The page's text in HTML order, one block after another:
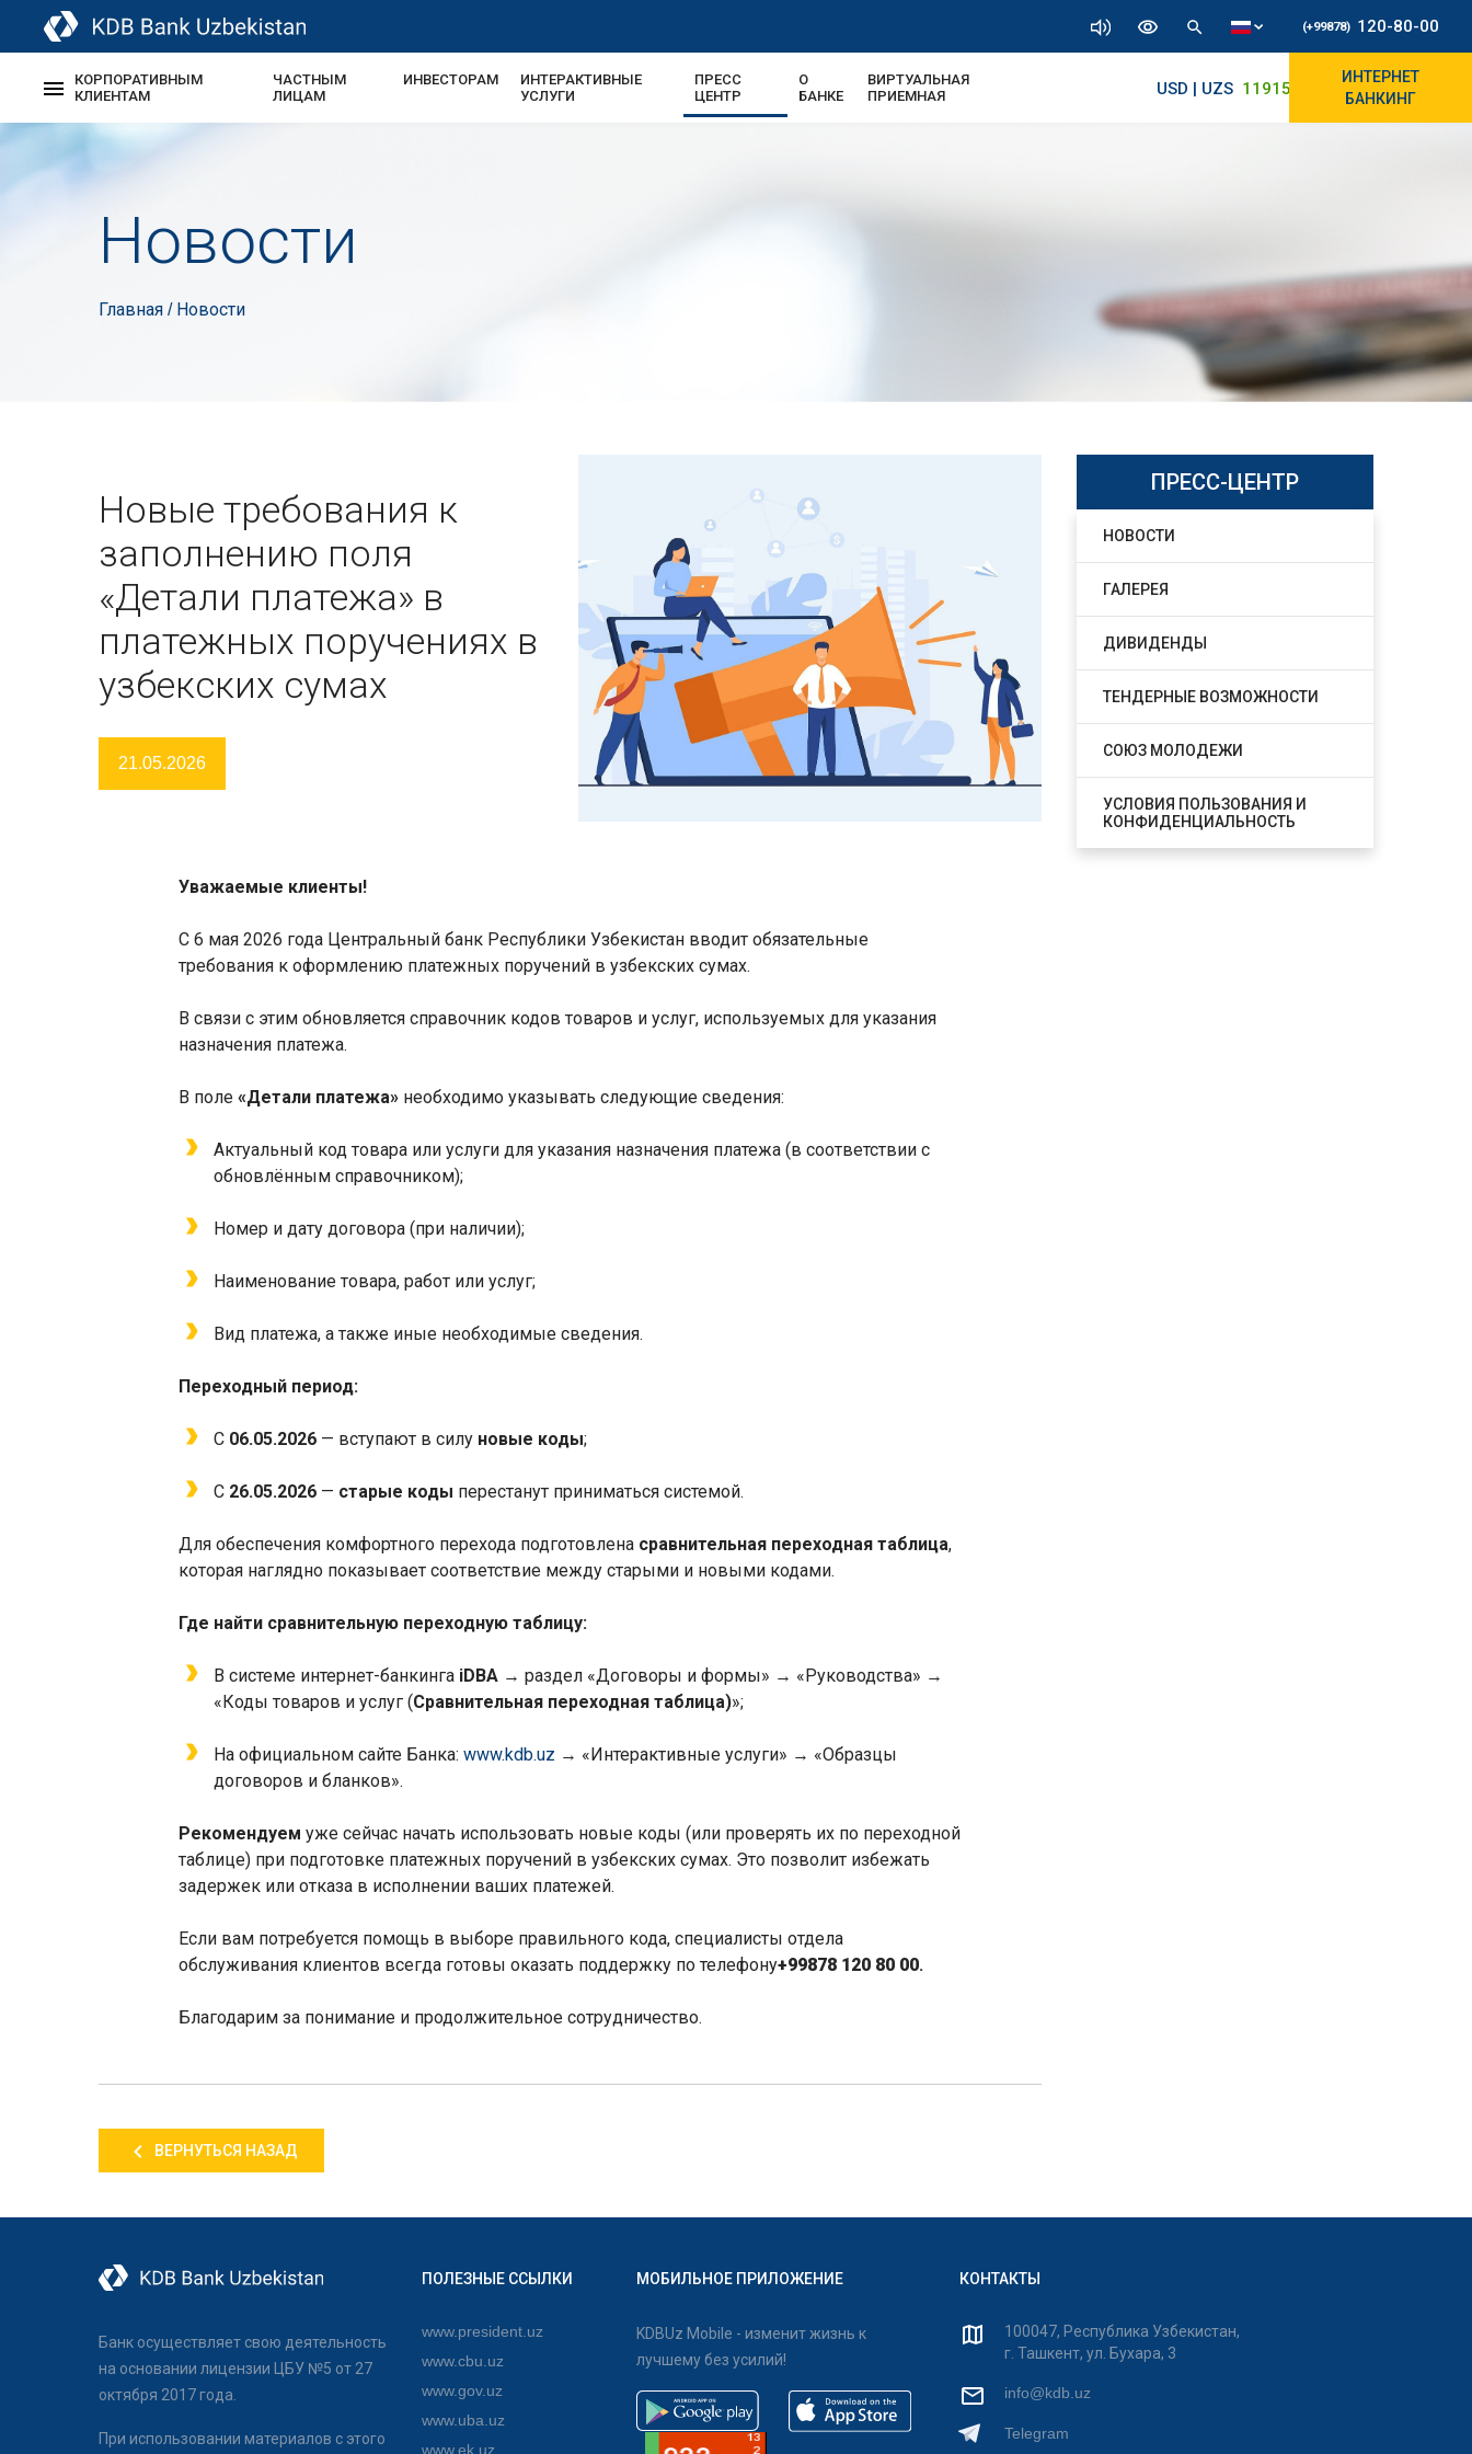
(+99878) 120-80-00
КОРПОРАТИВНЫМ
КЛИЕНТАМ
ЧАСТНЫМ
ЛИЦАМ
ИНВЕСТОРАМ
ИНТЕРАКТИВНЫЕ
УСЛУГИ
ПРЕСС
ЦЕНТР
О
БАНКЕ
ВИРТУАЛЬНАЯ
ПРИЕМНАЯ
USD | UZS 11915.64 11890/12010
ИНТЕРНЕТ
БАНКИНГ
Новости
Главная / Новости
Новые требования к
заполнению поля
«Детали платежа» в
платежных поручениях в
узбекских сумах
21.05.2026
Уважаемые клиенты!
С 6 мая 2026 года Центральный банк Республики Узбекистан вводит обязательные
требования к оформлению платежных поручений в узбекских сумах.
В связи с этим обновляется справочник кодов товаров и услуг, используемых для указания
назначения платежа.
В поле «Детали платежа»необходимо указывать следующие сведения:
Актуальный код товара или услуги для указания назначения платежа (в соответствии с
обновлённым справочником);
Номер и дату договора (при наличии);
Наименование товара, работ или услуг;
Вид платежа, а также иные необходимые сведения.
Переходный период:
С 06.05.2026— вступают в силу новые коды;
С 26.05.2026— старые коды перестанут приниматься системой.
Для обеспечения комфортного перехода подготовлена сравнительная переходная таблица,
которая наглядно показывает соответствие между старыми и новыми кодами.
Где найти сравнительную переходную таблицу:
В системе интернет-банкинга iDBA→ раздел «Договоры и формы» → «Руководства» →
«Коды товаров и услуг (Сравнительная переходная таблица)»;
На официальном сайте Банка: www.kdb.uz → «Интерактивные услуги» → «Образцы
договоров и бланков».
Рекомендуем уже сейчас начать использовать новые коды (или проверять их по переходной
таблице) при подготовке платежных поручений в узбекских сумах. Это позволит избежать
задержек или отказа в исполнении ваших платежей.
Если вам потребуется помощь в выборе правильного кода, специалисты отдела
обслуживания клиентов всегда готовы оказать поддержку по телефону+99878 120 80 00.
Благодарим за понимание и продолжительное сотрудничество.
ВЕРНУТЬСЯ НАЗАД
ПРЕСС-ЦЕНТР
НОВОСТИ
ГАЛЕРЕЯ
ДИВИДЕНДЫ
ТЕНДЕРНЫЕ ВОЗМОЖНОСТИ
СОЮЗ МОЛОДЕЖИ
УСЛОВИЯ ПОЛЬЗОВАНИЯ И
КОНФИДЕНЦИАЛЬНОСТЬ
Банк осуществляет свою деятельность
на основании лицензии ЦБУ №5 от 27
октября 2017 года.
При использовании материалов с этого
ПОЛЕЗНЫЕ ССЫЛКИ
www.president.uz
www.cbu.uz
www.gov.uz
www.uba.uz
www.ek.uz
МОБИЛЬНОЕ ПРИЛОЖЕНИЕ
KDBUz Mobile - изменит жизнь к
лучшему без усилий!
КОНТАКТЫ
100047, Республика Узбекистан,
г. Ташкент, ул. Бухара, 3
info@kdb.uz
Telegram